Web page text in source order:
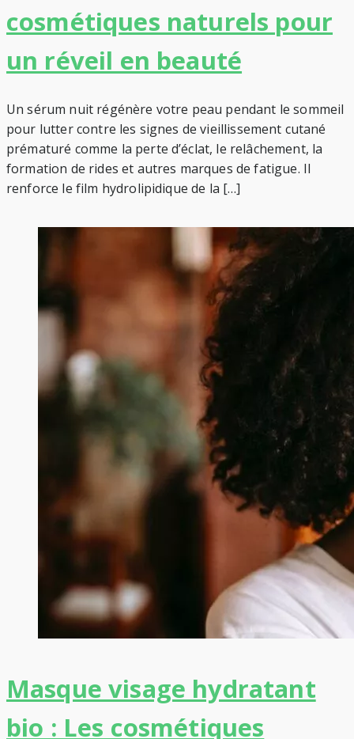
cosmétiques naturels pour
un réveil en beauté
Un sérum nuit régénère votre peau pendant le sommeil
pour lutter contre les signes de vieillissement cutané
prématuré comme la perte d’éclat, le relâchement, la
formation de rides et autres marques de fatigue. Il
renforce le film hydrolipidique de la […]
Masque visage hydratant
bio : Les cosmétiques